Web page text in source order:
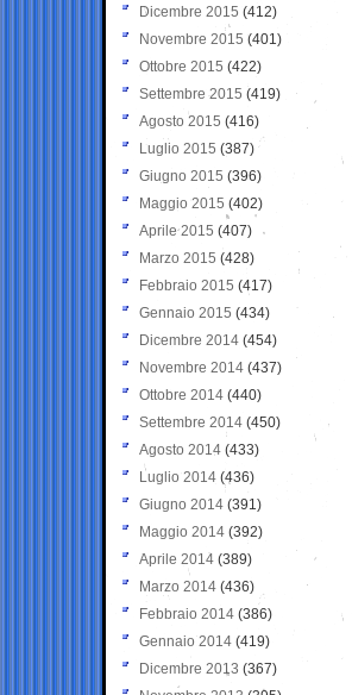
Dicembre 2015 (412)
Novembre 2015 (401)
Ottobre 2015 (422)
Settembre 2015 (419)
Agosto 2015 (416)
Luglio 2015 (387)
Giugno 2015 (396)
Maggio 2015 (402)
Aprile 2015 (407)
Marzo 2015 (428)
Febbraio 2015 (417)
Gennaio 2015 (434)
Dicembre 2014 (454)
Novembre 2014 (437)
Ottobre 2014 (440)
Settembre 2014 (450)
Agosto 2014 (433)
Luglio 2014 (436)
Giugno 2014 (391)
Maggio 2014 (392)
Aprile 2014 (389)
Marzo 2014 (436)
Febbraio 2014 (386)
Gennaio 2014 (419)
Dicembre 2013 (367)